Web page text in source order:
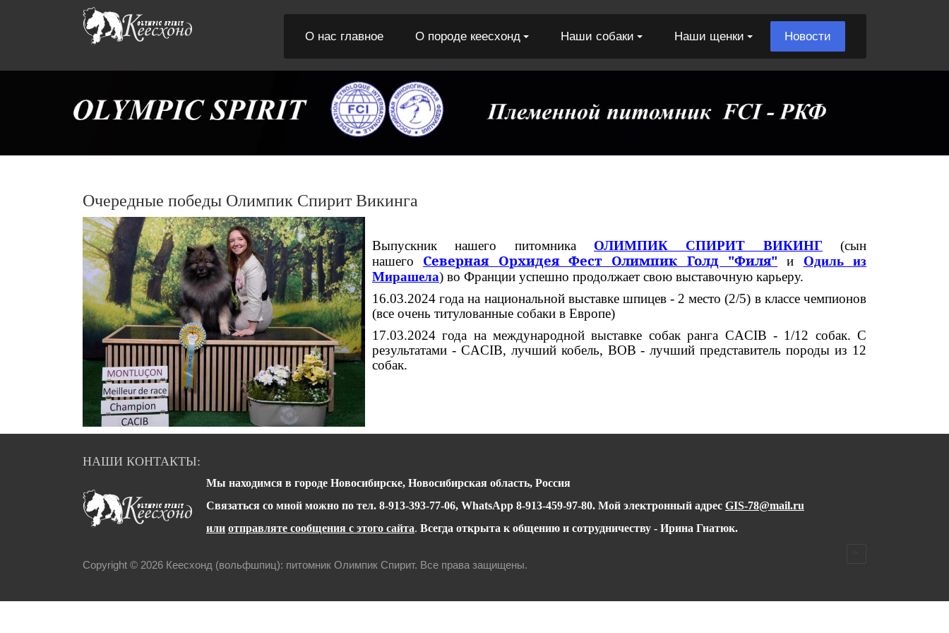
О нас главное О породе кеесхонд Наши собаки Наши щенки Новости
Очередные победы Олимпик Спирит Викинга
Выпускник нашего питомника ОЛИМПИК СПИРИТ ВИКИНГ (сын
нашего Северная Орхидея Фест Олимпик Голд "Филя" и Одиль из
Мирашела) во Франции успешно продолжает свою выставочную карьеру.
16.03.2024 года на национальной выставке шпицев - 2 место (2/5) в классе чемпионов
(все очень титулованные собаки в Европе)
17.03.2024 года на международной выставке собак ранга CACIB - 1/12 собак. С
результатами - CACIB, лучший кобель, ВОВ - лучший представитель породы из 12
собак.
НАШИ КОНТАКТЫ:
Мы находимся в городе Новосибирске, Новосибирская область, Россия
Связаться со мной можно по тел. 8-913-393-77-06, WhatsApp 8-913-459-97-80. Мой электронный адрес GIS-78@mail.ru
или отправляте сообщения с этого сайта. Всегда открыта к общению и сотрудничеству - Ирина Гнатюк.
Copyright © 2026 Кеесхонд (вольфшпиц): питомник Олимпик Спирит. Все права защищены.